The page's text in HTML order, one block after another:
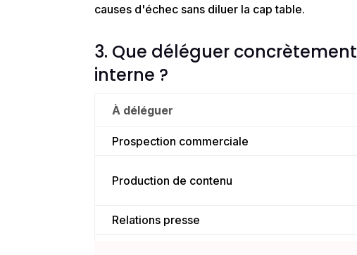
causes d'échec sans diluer la cap table.
3. Que déléguer concrètement
interne ?
À déléguer
Prospection commerciale
Production de contenu
Relations presse